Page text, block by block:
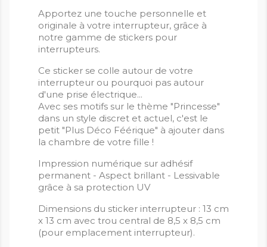
Apportez une touche personnelle et
originale à votre interrupteur, grâce à
notre gamme de stickers pour
interrupteurs.
Ce sticker se colle autour de votre
interrupteur ou pourquoi pas autour
d'une prise électrique...
Avec ses motifs sur le thème "Princesse"
dans un style discret et actuel, c'est le
petit "Plus Déco Féérique" à ajouter dans
la chambre de votre fille !
Impression numérique sur adhésif
permanent - Aspect brillant - Lessivable
grâce à sa protection UV
Dimensions du sticker interrupteur : 13 cm
x 13 cm avec trou central de 8,5 x 8,5 cm
(pour emplacement interrupteur).